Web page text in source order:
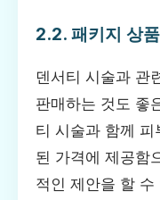
2.2. 패키지 상
덴서티 시술과 관
판매하는 것도 좋
티 시술과 함께
된 가격에 제공함
적인 제안을 할